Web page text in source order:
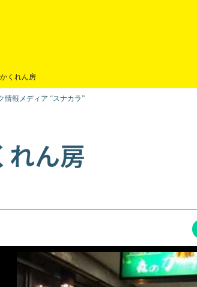
くれん房
情報メディア “スナカラ”
れん房